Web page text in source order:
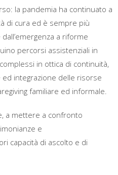
la pandemia ha continuato a
di cura ed è sempre più
a riforme
percorsi assistenziali in
in ottica di continuità,
ed integrazione delle risorse
familiare ed informale.
a mettere a confronto
e
capacità di ascolto e di